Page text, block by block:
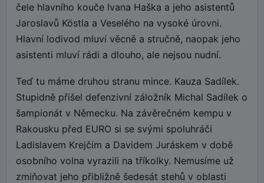
čele hlavního kouče Ivana Haška a jeho asistentů
Jaroslavů Köstla a Veselého na vysoké úrovni.
Hlavní lodivod mluví věcně a stručně, naopak jeho
asistenti mluví rádi a dlouho, ale nejsou nudní.
Teď tu máme druhou stranu mince. Kauza Sadílek.
Stupidně přišel defenzivní záložník Michal Sadílek o
šampionát v Německu. Na závěrečném kempu v
Rakousku před EURO si se svými spoluhráči
Ladislavem Krejčím a Davidem Juráskem v době
osobního volna vyrazili na tříkolky. Nemusíme už
zmiňovat jeho přibližně šedesát stehů v oblasti